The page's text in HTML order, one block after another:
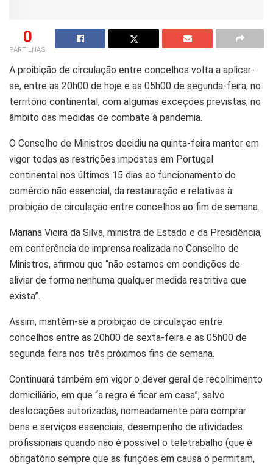
0
PARTILHAS
A proibição de circulação entre concelhos volta a aplicar-
se, entre as 20h00 de hoje e as 05h00 de segunda-feira, no
território continental, com algumas exceções previstas, no
âmbito das medidas de combate à pandemia.
O Conselho de Ministros decidiu na quinta-feira manter em
vigor todas as restrições impostas em Portugal
continental nos últimos 15 dias ao funcionamento do
comércio não essencial, da restauração e relativas à
proibição de circulação entre concelhos ao fim de semana.
Mariana Vieira da Silva, ministra de Estado e da Presidência,
em conferência de imprensa realizada no Conselho de
Ministros, afirmou que “não estamos em condições de
aliviar de forma nenhuma qualquer medida restritiva que
exista”.
Assim, mantém-se a proibição de circulação entre
concelhos entre as 20h00 de sexta-feira e as 05h00 de
segunda feira nos três próximos fins de semana.
Continuará também em vigor o dever geral de recolhimento
domiciliário, em que “a regra é ficar em casa”, salvo
deslocações autorizadas, nomeadamente para comprar
bens e serviços essenciais, desempenho de atividades
profissionais quando não é possível o teletrabalho (que é
obrigatório sempre que as funções em causa o permitam,